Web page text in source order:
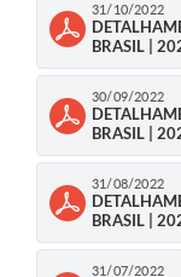
31/10/2022
BRASIL |
30/09/2022
BRASIL |
31/08/2022
BRASIL |
31/07/2022